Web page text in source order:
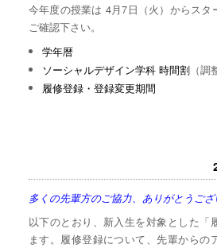
今年度の授業は 4月7日（火）からスタ
ご確認下さい。
学年暦
ソーシャルデザイン学科 時間割 （
履修登録・登録変更期間
多くの先輩方のご協力、ありがとうござ
以下のとおり、新入生を対象とした「
ます。履修登録について、先輩からの